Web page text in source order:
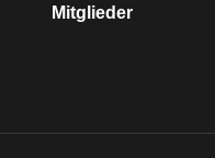
Mitglieder